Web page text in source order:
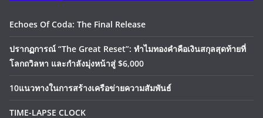
Echoes Of Coda: The Final Release
ปรากฏการณ์ “The Great Reset”: ทำไมทองคำคือเงินสกุลสุดท้ายที่
โลกถวิลหา และกำลังมุ่งหน้าสู่ $6,000
10แนวทางในการสร้างเครือข่ายความสัมพันธ์
TIME-LAPSE CLOCK